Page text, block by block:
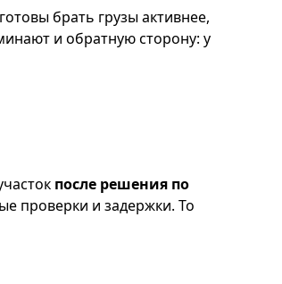
брать грузы активнее,
и обратную сторону: у
после решения по
проверки и задержки. То